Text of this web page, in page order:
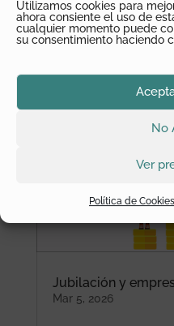
Utilizamos cookies para
ahora consiente el uso de
cualquier momento puede
su consentimiento haciendo
No
Ver
Política de Cookies
El seguro medico
Mar 5, 2026
Jubilación y
Mar 5, 2026